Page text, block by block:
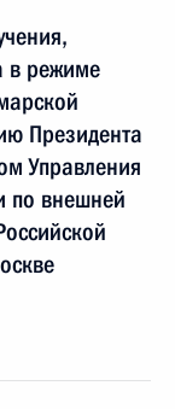
в режиме
Президента
Управления
по внешней